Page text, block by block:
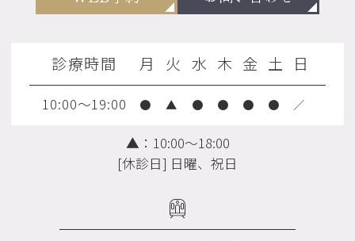
診療時間 月 火 水 木 金 土 日
10:00～19:00 ● ▲ ● ● ● ● ／
▲：10:00～18:00
[休診日] 日曜、祝日